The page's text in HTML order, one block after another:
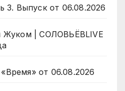
3. Выпуск от 06.08.2026
Жуком | СОЛОВЬЁВLIVE
от 06.08.2026